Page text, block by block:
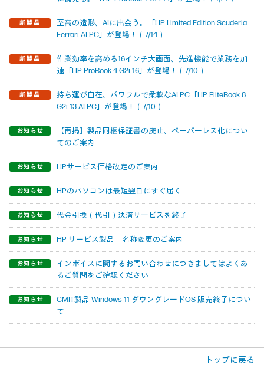
至高の造形、AIに出会う。「HP Limited Edition Scuderia
Ferrari AI PC」が登場！（7/14）
作業効率を高める16インチ大画面、先進機能で業務を加
速「HP ProBook 4 G2i 16」が登場！（7/10）
持ち運び自在、パワフルで柔軟なAI PC「HP EliteBook 8
G2i 13 AI PC」が登場！（7/10）
【再掲】製品同梱保証書の廃止、ペーパーレス化につい
てのご案内
HPサービス価格改定のご案内
HPのパソコンは最短翌日にすぐ届く
代金引換（代引）決済サービスを終了
HP サービス製品 名称変更のご案内
インボイスに関するお問い合わせにつきましてはよくあ
るご質問をご確認ください
CMIT製品 Windows 11 ダウングレードOS 販売終了につい
て
トップに戻る